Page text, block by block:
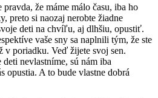
pravda, že máme málo času, iba ho
preto si naozaj nerobte žiadne
deti na chvíľu, aj dlhšiu, opustiť.
vaše sny sa naplnili tým, že ste
v poriadku. Veď žijete svoj sen.
nevlastníme, sú nám iba
opustia. A to bude vlastne dobrá